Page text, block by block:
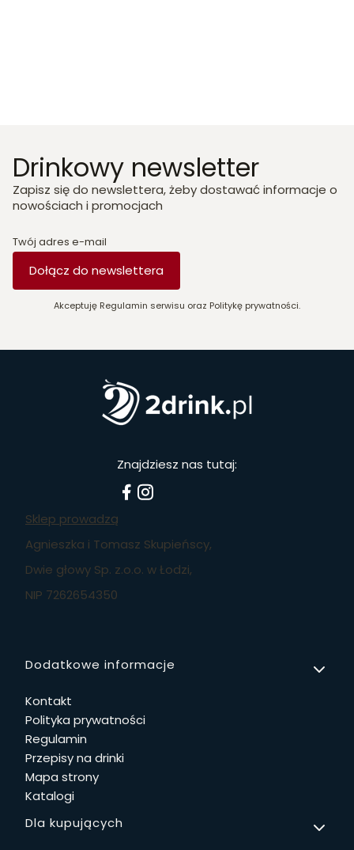
Drinkowy newsletter
Zapisz się do newslettera, żeby dostawać informacje o
nowościach i promocjach
Twój adres e-mail
Dołącz do newslettera
Akceptuję Regulamin serwisu oraz Politykę prywatności.
Znajdziesz nas tutaj:
Sklep prowadzą
Agnieszka i Tomasz Skupieńscy,
Dwie głowy Sp. z.o.o. w Łodzi,
NIP 7262654350
Linki w stopce
Dodatkowe informacje
Kontakt
Polityka prywatności
Regulamin
Przepisy na drinki
Mapa strony
Katalogi
Dla kupujących